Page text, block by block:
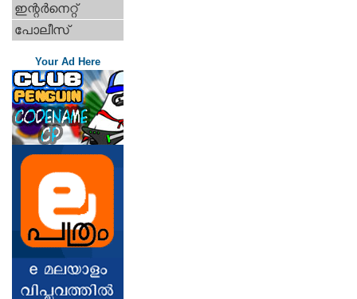
ഇന്റര്‍നെറ്റ്‌
പോലീസ്
Your Ad Here